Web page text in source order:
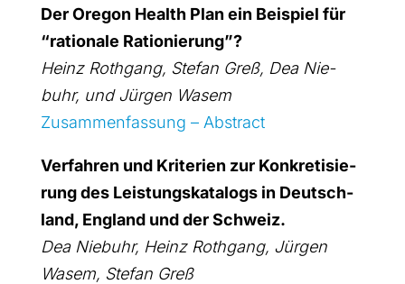
Der Ore­gon Health Plan ein Bei­spiel für
“ratio­na­le Ratio­nie­rung”?
Heinz Roth­gang, Ste­fan Greß, Dea Nie­
buhr, und Jür­gen Wasem
Zusam­men­fas­sung – Abs­tract
Ver­fah­ren und Kri­te­ri­en zur Kon­kre­ti­sie­
rung des Leis­tungs­ka­ta­logs in Deutsch­
land, Eng­land und der Schweiz.
Dea Nie­buhr, Heinz Roth­gang, Jür­gen
Wasem, Ste­fan Greß